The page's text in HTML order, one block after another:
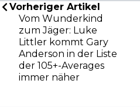
Vorheriger Artikel
Vom Wunderkind
zum Jäger: Luke
Littler kommt Gary
Anderson in der Liste
der 105+-Averages
immer näher